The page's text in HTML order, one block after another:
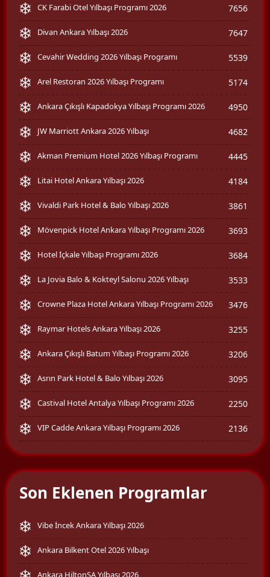
CK Farabi Otel Yılbaşı Programı 2026 7656
Divan Ankara Yılbaşı 2026 7647
Cevahir Wedding 2026 Yılbaşı Programı 5539
Arel Restoran 2026 Yılbaşı Programı 5174
Ankara Çıkışlı Kapadokya Yılbaşı Programı 2026 4950
JW Marriott Ankara 2026 Yılbaşı 4682
Akman Premium Hotel 2026 Yılbaşı Programı 4445
Litai Hotel Ankara Yılbaşı 2026 4184
Vivaldi Park Hotel & Balo Yılbaşı 2026 3861
Mövenpick Hotel Ankara Yılbaşı Programı 2026 3693
Hotel İçkale Yılbaşı Programı 2026 3684
La Jovia Balo & Kokteyl Salonu 2026 Yılbaşı 3533
Crowne Plaza Hotel Ankara Yılbaşı Programı 2026 3476
Raymar Hotels Ankara Yılbaşı 2026 3255
Ankara Çıkışlı Batum Yılbaşı Programı 2026 3206
Asrın Park Hotel & Balo Yılbaşı 2026 3095
Castival Hotel Antalya Yılbaşı Programı 2026 2250
VIP Cadde Ankara Yılbaşı Programı 2026 2136
Son Eklenen Programlar
Vibe İncek Ankara Yılbaşı 2026
Ankara Bilkent Otel 2026 Yılbaşı
Ankara HiltonSA Yılbaşı 2026